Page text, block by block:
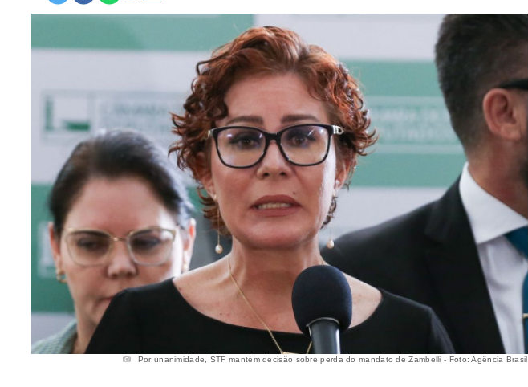
Por unanimidade, STF mantém decisão sobre perda do mandato de Zambelli - Foto: Agência Brasil